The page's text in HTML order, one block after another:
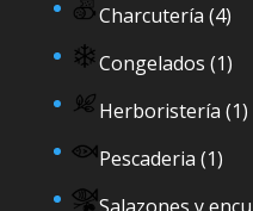
Charcutería (4)
Congelados (1)
Herboristería (1)
Pescaderia (1)